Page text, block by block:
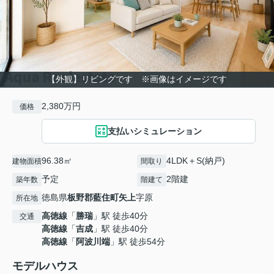
【外観】リビングです ※画像はイメージです
価格 2,380万円
支払いシミュレーション
建物面積96.38㎡ 間取り 4LDK＋S(納戸)
築年数 予定 階建て 2階建
所在地 徳島県板野郡藍住町矢上字原
交通 高徳線 「勝瑞 」駅 徒歩40分
高徳線 「吉成 」駅 徒歩40分
高徳線 「 阿波川端 」駅 徒歩54分
モデルハウス